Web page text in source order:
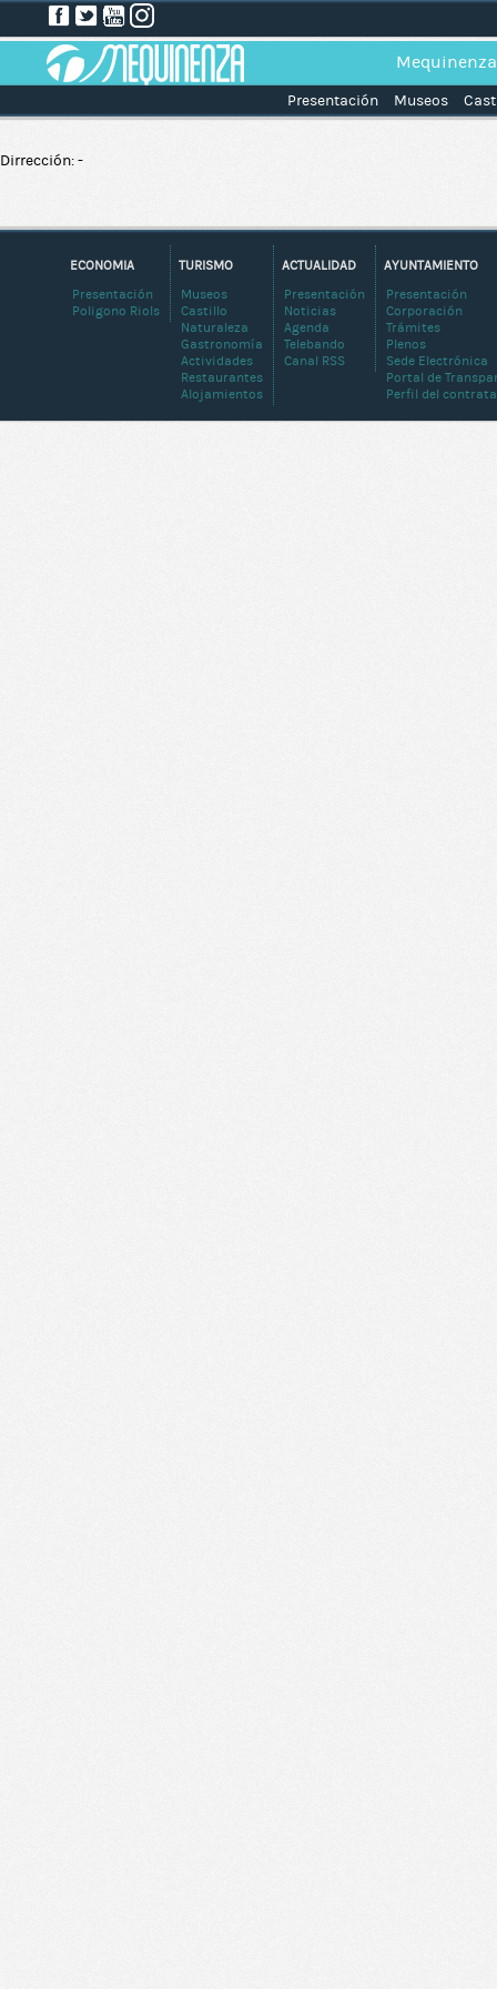
Mequinenza
Presentación Museos
Dirrección: -
AYUNTAMIENTO
Presentación
Corporación
Trámites
Plenos
Sede Electrónica
Portal de
Perfil del
ACTUALIDAD
Presentación
Noticias
Agenda
Telebando
Canal RSS
TURISMO
Museos
Castillo
Naturaleza
Gastronomía
Actividades
Restaurantes
Alojamientos
ECONOMIA
Presentación
Poligono Riols